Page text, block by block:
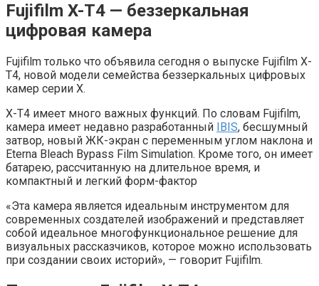
Fujifilm X-T4 — беззеркальная
цифровая камера
Fujifilm только что объявила сегодня о выпуске Fujifilm X-
T4, новой модели семейства беззеркальных цифровых
камер серии X.
X-T4 имеет много важных функций. По словам Fujifilm,
камера имеет недавно разработанный IBIS, бесшумный
затвор, новый ЖК-экран с переменным углом наклона и
Eterna Bleach Bypass Film Simulation. Кроме того, он имеет
батарею, рассчитанную на длительное время, и
компактный и легкий форм-фактор
«Эта камера является идеальным инструментом для
современных создателей изображений и представляет
собой идеальное многофункциональное решение для
визуальных рассказчиков, которое можно использовать
при создании своих историй», — говорит Fujifilm.